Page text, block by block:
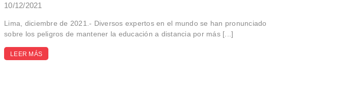
10/12/2021
Lima, diciembre de 2021.- Diversos expertos en el mundo se han pronunciado
sobre los peligros de mantener la educación a distancia por más [...]
LEER MÁS